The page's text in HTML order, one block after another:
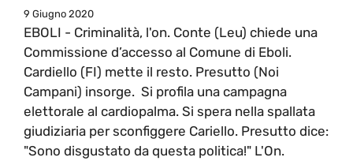
9 Giugno 2020
EBOLI - Criminalità, l'on. Conte (Leu) chiede una
Commissione d’accesso al Comune di Eboli.
Cardiello (FI) mette il resto. Presutto (Noi
Campani) insorge. Si profila una campagna
elettorale al cardiopalma. Si spera nella spallata
giudiziaria per sconfiggere Cariello. Presutto dice:
"Sono disgustato da questa politica!" L'On.